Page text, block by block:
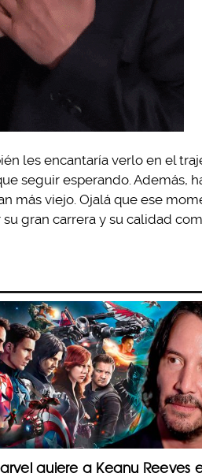
les encantaría verlo en el
seguir esperando. Además,
más viejo. Ojalá que ese
gran carrera y su calidad
quiere a Keanu Reeves